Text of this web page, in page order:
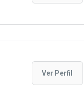
Ver Perfil